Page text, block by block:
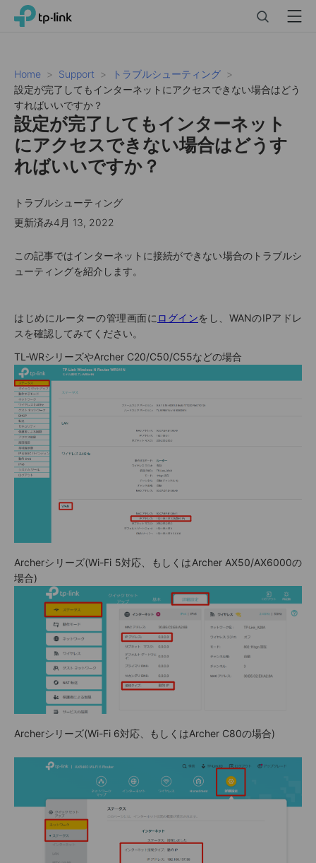
Click
navigation
bar
TP-Link, Reliably Smart Menu
Home Support
トラブルシューティング
設定が完了してもインターネットにアクセスできない場合はどう
すればいいですか？
設定が完了してもインターネット
にアクセスできない場合はどうす
ればいいですか？
トラブルシューティング
更新済み4月 13, 2022
この記事ではインターネットに接続ができない場合のトラブルシ
ューティングを紹介します。
はじめにルーターの管理画面に ログインをし、WANのIPアドレ
スを確認してみてください。
TL-WRシリーズやArcher C20/C50/C55などの場合
Archerシリーズ(Wi-Fi 5対応、もしくはArcher AX50/AX6000の
場合)
Archerシリーズ(Wi-Fi 6対応、もしくはArcher C80の場合)